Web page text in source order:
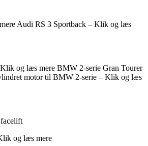
Audi RS 3 Sportback – Klik og læs
og læs mere BMW 2-serie Gran Tourer
motor til BMW 2-serie – Klik og læs
og læs mere